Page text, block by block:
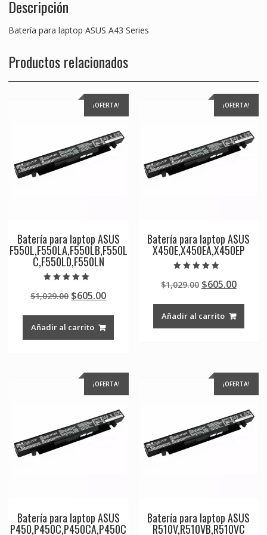
Descripción
Batería para laptop ASUS A43 Series
Productos relacionados
¡OFERTA!
Batería para laptop ASUS
F550L,F550LA,F550LB,F550L
C,F550LD,F550LN
5.00
de 5
$1,029.00 Original
was:
$1,029.00.
$605.00Current
Añadir al carrito
¡OFERTA!
Batería para laptop ASUS
X450E,X450EA,X450EP
4.50
de 5
$1,029.00 Original
was:
$1,029.00.
$605.00
Añadir al carrito
¡OFERTA!
Batería para laptop ASUS
P450,P450C,P450CA,P450C
¡OFERTA!
Batería para laptop ASUS
R510V,R510VB,R510VC